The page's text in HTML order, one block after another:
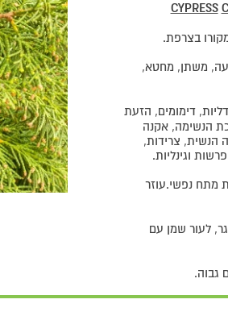
CYPRESS
בצרפת.
משתן, מחטא,
דימומים, הזעת
הנשימה, אקנה
הנשית, צרידות,
וגינליות.
מתח נפשי.עוזר
לעור שמן עם
גבוה.